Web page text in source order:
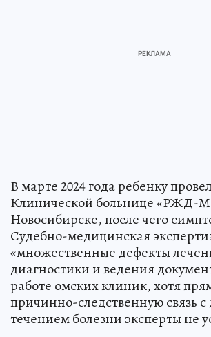
В марте 2024 года ребенку
Клинической больнице «РЖД-
Новосибирске, после чего
Судебно-медицинская
«множественные дефекты
диагностики и ведения
работе омских клиник, хотя
причинно-следственную связь
течением болезни эксперты не